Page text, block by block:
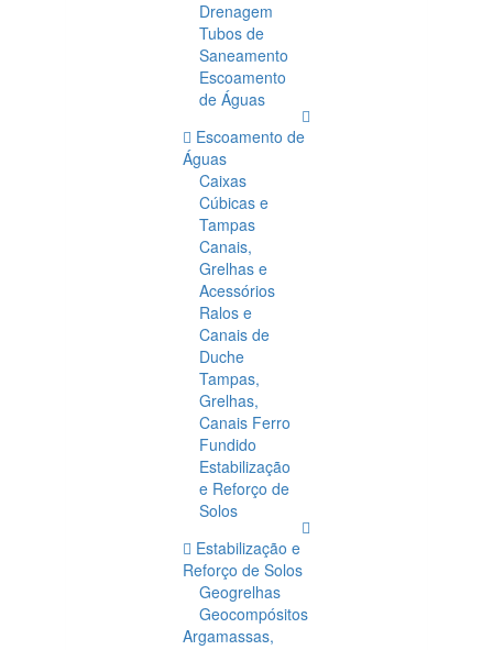
Drenagem
Tubos de
Saneamento
Escoamento
de Águas
Escoamento de
Águas
Caixas
Cúbicas e
Tampas
Canais,
Grelhas e
Acessórios
Ralos e
Canais de
Duche
Tampas,
Grelhas,
Canais Ferro
Fundido
Estabilização
e Reforço de
Solos
Estabilização e
Reforço de Solos
Geogrelhas
Geocompósitos
Argamassas,